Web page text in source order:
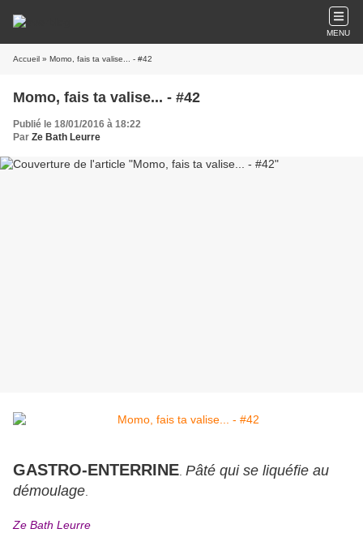
MENU
Accueil » Momo, fais ta valise... - #42
Momo, fais ta valise... - #42
Publié le 18/01/2016 à 18:22
Par Ze Bath Leurre
GASTRO-ENTERRINE Pâté qui se liquéfie au
démoulage
Ze Bath Leurre